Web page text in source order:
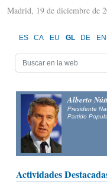
Madrid, 19 de diciembre de
ES CA EU GL DE
Alberto
Presidente
Partido
Actividades